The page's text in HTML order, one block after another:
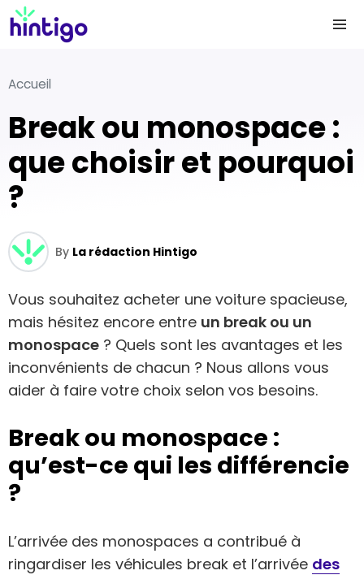
Accueil
Break ou monospace :
que choisir et pourquoi
?
By La rédaction Hintigo
Vous souhaitez acheter une voiture spacieuse,
mais hésitez encore entre un break ou un
monospace ? Quels sont les avantages et les
inconvénients de chacun ? Nous allons vous
aider à faire votre choix selon vos besoins.
Break ou monospace :
qu’est-ce qui les différencie
?
L’arrivée des monospaces a contribué à
ringardiser les véhicules break et l’arrivée des